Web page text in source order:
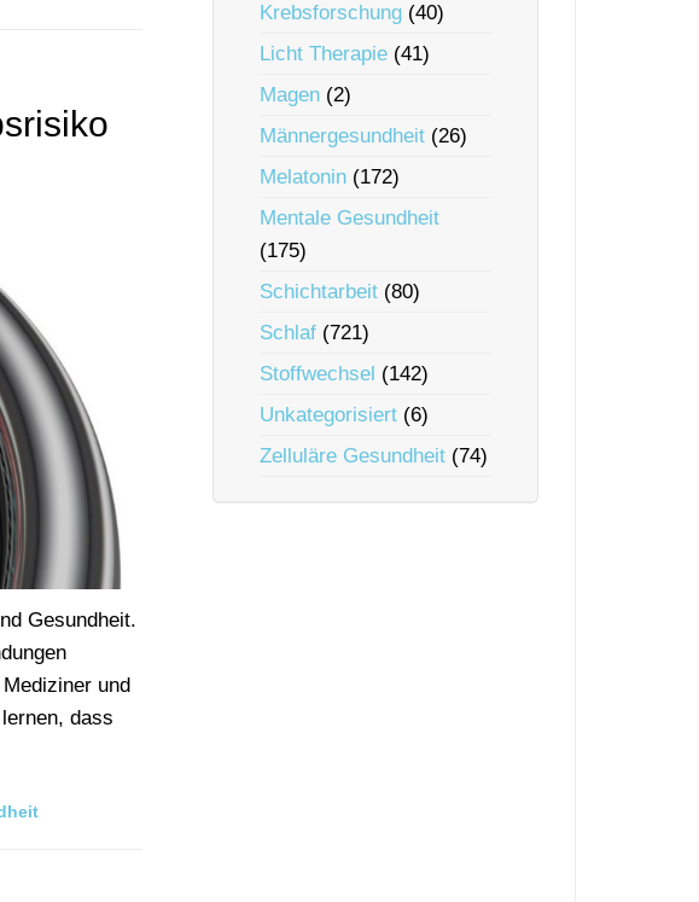
Gesundheit.
und
dass
Krebsforschung (40)
Licht Therapie (41)
Magen (2)
Männergesundheit (26)
Melatonin (172)
Mentale Gesundheit
(175)
Schichtarbeit (80)
Schlaf (721)
Stoffwechsel (142)
Unkategorisiert (6)
Zelluläre Gesundheit (74)